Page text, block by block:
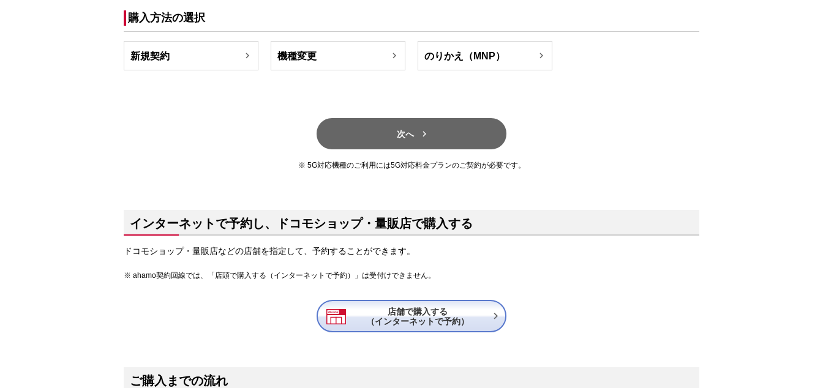
購入方法の選択
新規契約  機種変更  のりかえ（MNP） 
次へ 
5G対応機種のご利用には5G対応料金プランのご契約が必要です。
インターネットで予約し、ドコモショップ・量販店で購入する
ドコモショップ・量販店などの店舗を指定して、予約することができます。
ahamo契約回線では、「店頭で購入する（インターネットで予約）」は受付けできません。
店舗で購入する
（インターネットで予約）

ご購入までの流れ